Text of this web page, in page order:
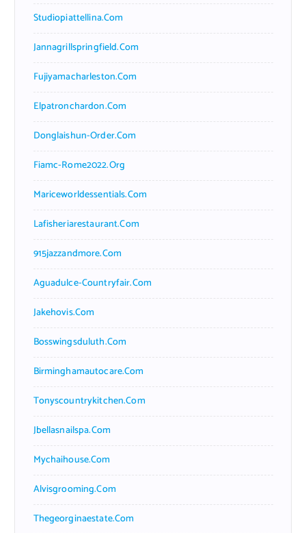
Studiopiattellina.com
Jannagrillspringfield.com
Fujiyamacharleston.com
Elpatronchardon.com
Donglaishun-Order.com
Fiamc-Rome2022.org
Mariceworldessentials.com
Lafisheriarestaurant.com
915jazzandmore.com
Aguadulce-Countryfair.com
Jakehovis.com
Bosswingsduluth.com
Birminghamautocare.com
Tonyscountrykitchen.com
Jbellasnailspa.com
Mychaihouse.com
Alvisgrooming.com
Thegeorginaestate.com